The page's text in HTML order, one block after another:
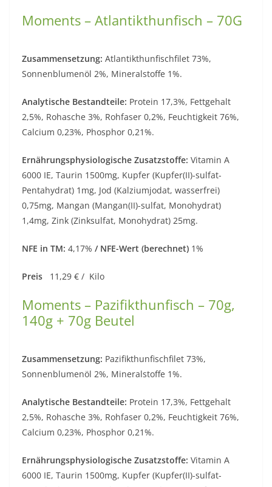
Moments – Atlantikthunfisch – 70G
Zusammensetzung: Atlantikthunfischfilet 73%,
Sonnenblumenöl 2%, Mineralstoffe 1%.
Analytische Bestandteile: Protein 17,3%, Fettgehalt
2,5%, Rohasche 3%, Rohfaser 0,2%, Feuchtigkeit 76%,
Calcium 0,23%, Phosphor 0,21%.
Ernährungsphysiologische Zusatzstoffe: Vitamin A
6000 IE, Taurin 1500mg, Kupfer (Kupfer(II)-sulfat-
Pentahydrat) 1mg, Jod (Kalziumjodat, wasserfrei)
0,75mg, Mangan (Mangan(II)-sulfat, Monohydrat)
1,4mg, Zink (Zinksulfat, Monohydrat) 25mg.
NFE in TM: 4,17% / NFE-Wert (berechnet) 1%
Preis 11,29 € / Kilo
Moments – Pazifikthunfisch – 70g,
140g + 70g Beutel
Zusammensetzung: Pazifikthunfischfilet 73%,
Sonnenblumenöl 2%, Mineralstoffe 1%.
Analytische Bestandteile: Protein 17,3%, Fettgehalt
2,5%, Rohasche 3%, Rohfaser 0,2%, Feuchtigkeit 76%,
Calcium 0,23%, Phosphor 0,21%.
Ernährungsphysiologische Zusatzstoffe: Vitamin A
6000 IE, Taurin 1500mg, Kupfer (Kupfer(II)-sulfat-